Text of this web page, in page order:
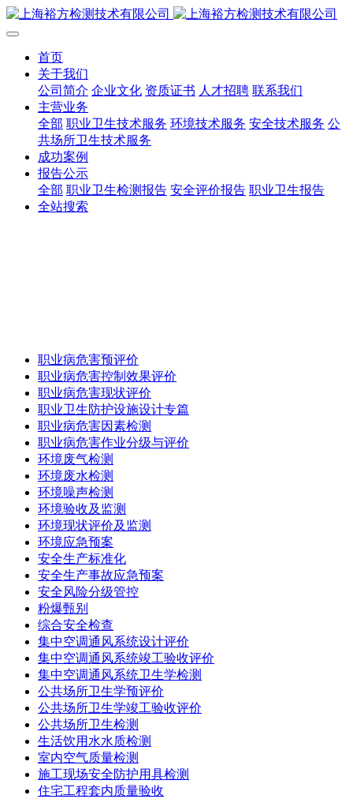
首页
关于我们
公司简介 企业文化 资质证书 人才招聘 联系我们
主营业务
全部 职业卫生技术服务 环境技术服务 安全技术服务 公
共场所卫生技术服务
成功案例
报告公示
全部 职业卫生检测报告 安全评价报告 职业卫生报告
全站搜索
职业病危害预评价
职业病危害控制效果评价
职业病危害现状评价
职业卫生防护设施设计专篇
职业病危害因素检测
职业病危害作业分级与评价
环境废气检测
环境废水检测
环境噪声检测
环境验收及监测
环境现状评价及监测
环境应急预案
安全生产标准化
安全生产事故应急预案
安全风险分级管控
粉爆甄别
综合安全检查
集中空调通风系统设计评价
集中空调通风系统竣工验收评价
集中空调通风系统卫生学检测
公共场所卫生学预评价
公共场所卫生学竣工验收评价
公共场所卫生检测
生活饮用水水质检测
室内空气质量检测
施工现场安全防护用具检测
住宅工程套内质量验收